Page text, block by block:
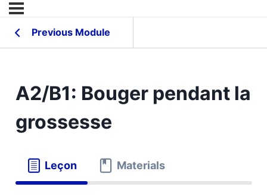
Previous Module
A2/B1: Bouger pendant la
grossesse
Leçon Materials